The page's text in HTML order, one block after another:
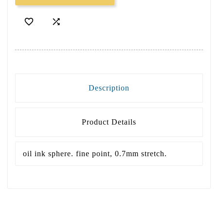
 
Description
Product Details
oil ink sphere. fine point, 0.7mm stretch.